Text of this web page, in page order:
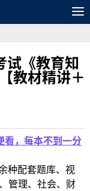
试《教育知
教材精讲＋
看，每本不到一分
种配套题库、视
管理、社会、财